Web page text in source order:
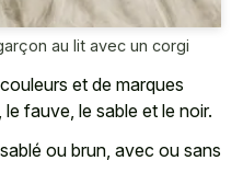
au lit avec un corgi
et de marques
fauve, le sable et le noir.
ou brun, avec ou sans